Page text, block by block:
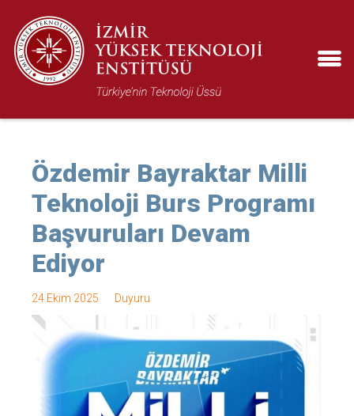
Özdemir Bayraktar Milli
Teknoloji Burs Programı
Başvuruları Devam
Ediyor
24 Ekim 2025 Duyuru